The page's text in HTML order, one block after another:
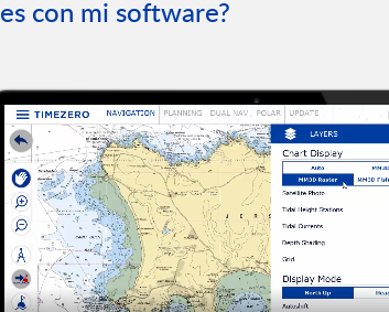
con mi software?